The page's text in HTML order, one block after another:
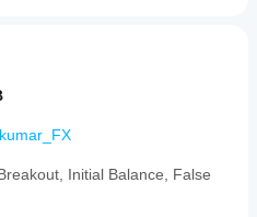
Initial Balance, False